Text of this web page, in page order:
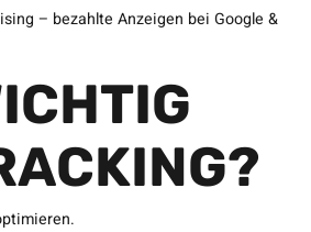
– bezahlte Anzeigen bei Google &